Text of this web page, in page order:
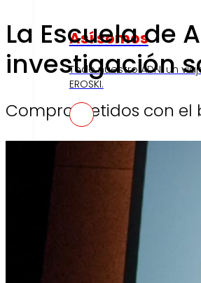
Así somos
Todo nuestro ADN: un
EROSKI.
Compromisos
La Escuela de
investigación
Comprometidos con el